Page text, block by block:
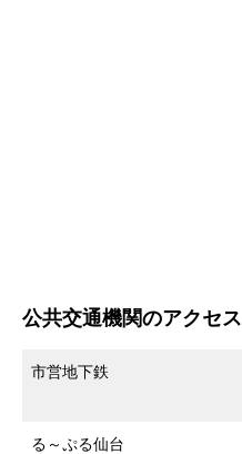
公共交通機関のアクセス
市営地下鉄
る～ぷる仙台